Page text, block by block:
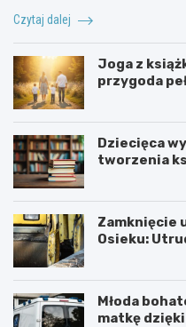
Czytaj dalej
Joga z
przygoda
Dziecięca
tworzenia
Zamknięcie
Osieku:
Młoda
matkę